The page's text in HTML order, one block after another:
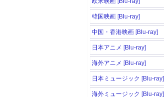
韓国映画 [Blu-ray]
中国・香港映画 [Blu-ray]
日本アニメ [Blu-ray]
海外アニメ [Blu-ray]
日本ミュージック [Blu-ray]
海外ミュージック [Blu-ray]